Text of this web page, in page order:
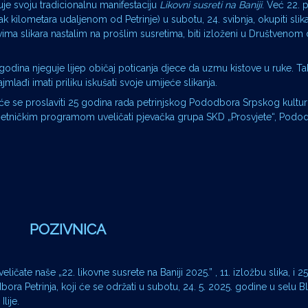
svoju tradicionalnu manifestaciju Likovni susreti na Baniji. Već 22.
kilometara udaljenom od Petrinje) u subotu, 24. svibnja, okupiti
slikara nastalim na prošlim susretima, biti izloženi u Društvenom
njeguje lijep običaj poticanja djece da uzmu kistove u ruke.
imati priliku iskušati svoje umijeće slikanja.
se proslaviti 25 godina rada petrinjskog Pododbora Srpskog
programom uveličati pjevačka grupa SKD „Prosvjete“,
POZIVNICA
naše „22. likovne susrete na Baniji 2025.” , 11. izložbu slika, i
Petrinja, koji će se održati u subotu, 24. 5. 2025. godine u selu